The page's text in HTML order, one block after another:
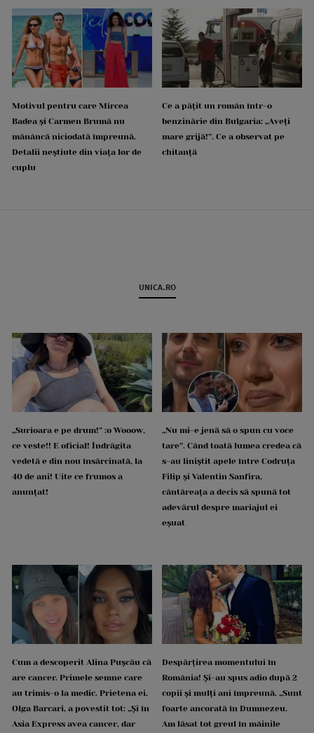
Motivul pentru care Mircea
Badea și Carmen Brumă nu
mănâncă niciodată împreună.
Detalii neștiute din viața lor de
cuplu
Ce a pățit un român într-o
benzinărie din Bulgaria: „Aveți
mare grijă!”. Ce a observat pe
chitanță
UNICA.RO
„Surioara e pe drum!” :o Wooow,
ce veste!! E oficial! Îndrăgita
vedetă e din nou însărcinată, la
40 de ani! Uite ce frumos a
anunțat!
„Nu mi-e jenă să o spun cu voce
tare”. Când toată lumea credea că
s-au liniștit apele între Codruța
Filip și Valentin Sanfira,
cântăreața a decis să spună tot
adevărul despre mariajul ei
eșuat
Cum a descoperit Alina Pușcău că
are cancer. Primele semne care
au trimis-o la medic. Prietena ei,
Olga Barcari, a povestit tot: „Și în
Asia Express avea cancer, dar
Despărțirea momentului în
România! Și-au spus adio după 2
copii și mulți ani împreună. „Sunt
foarte ancorată în Dumnezeu.
Am lăsat tot greul în mâinile